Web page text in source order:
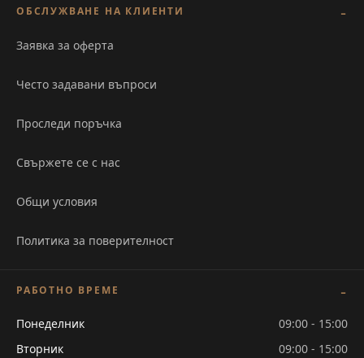
ОБСЛУЖВАНЕ НА КЛИЕНТИ
Заявка за оферта
Често задавани въпроси
Проследи поръчка
Свържете се с нас
Общи условия
Политика за поверителност
РАБОТНО ВРЕМЕ
Понеделник
09:00 - 15:00
Вторник
09:00 - 15:00